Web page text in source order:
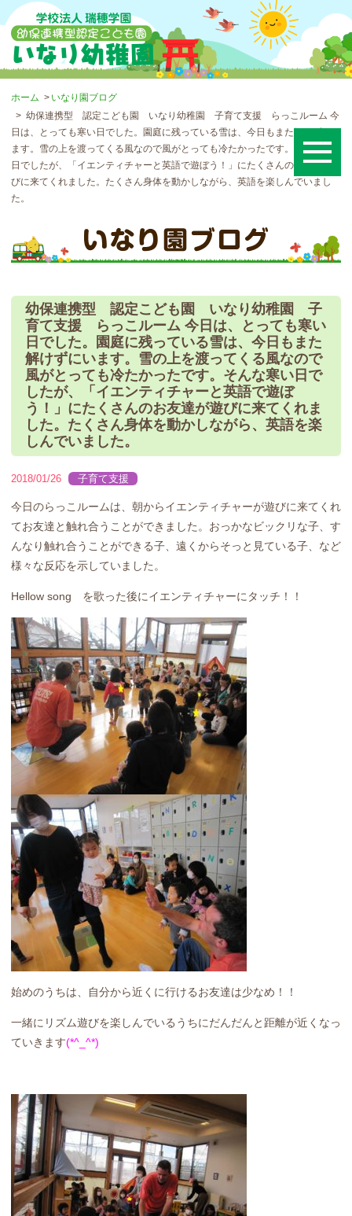
ホーム
いなり園ブログ
幼保連携型 認定こども園 いなり幼稚園 子育て支援 らっこルーム 今
日は、とっても寒い日でした。園庭に残っている雪は、今日もまた解けずにい
ます。雪の上を渡ってくる風なので風がとっても冷たかったです。そんな寒い
日でしたが、「イエンティチャーと英語で遊ぼう！」にたくさんのお友達が遊
びに来てくれました。たくさん身体を動かしながら、英語を楽しんでいまし
た。
幼保連携型 認定こども園 いなり幼稚園 子
育て支援 らっこルーム 今日は、とっても寒い
日でした。園庭に残っている雪は、今日もまた
解けずにいます。雪の上を渡ってくる風なので
風がとっても冷たかったです。そんな寒い日で
したが、「イエンティチャーと英語で遊ぼ
う！」にたくさんのお友達が遊びに来てくれま
した。たくさん身体を動かしながら、英語を楽
しんでいました。
2018/01/26 子育て支援
今日のらっこルームは、朝からイエンティチャーが遊びに来てくれ
てお友達と触れ合うことができました。おっかなビックリな子、す
んなり触れ合うことができる子、遠くからそっと見ている子、など
様々な反応を示していました。
Hellow song を歌った後にイエンティチャーにタッチ！！
始めのうちは、自分から近くに行けるお友達は少なめ！！
一緒にリズム遊びを楽しんでいるうちにだんだんと距離が近くなっ
ていきます(*^_^*)